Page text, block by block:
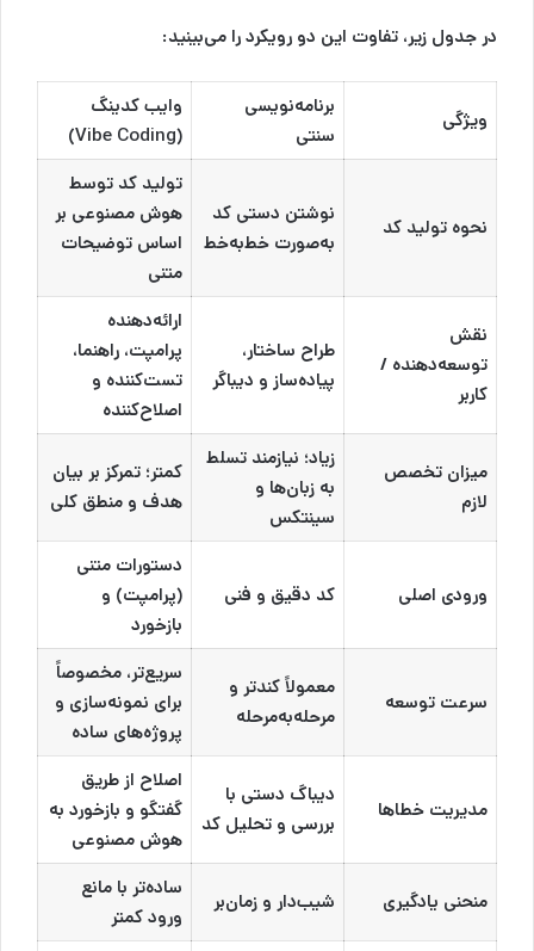
در جدول زیر، تفاوت این دو رویکرد را می‌بینید:
ویژگی
برنامه‌نویسی
سنتی
وایب کدینگ
(Vibe Coding)
نحوه تولید کد
نوشتن دستی کد
به‌صورت خط‌به‌خط
تولید کد توسط
هوش مصنوعی بر
اساس توضیحات
متنی
نقش
توسعه‌دهنده /
کاربر
طراح ساختار،
پیاده‌ساز و دیباگر
ارائه‌دهنده
پرامپت، راهنما،
تست‌کننده و
اصلاح‌کننده
میزان تخصص
لازم
زیاد؛ نیازمند تسلط
به زبان‌ها و
سینتکس
کمتر؛ تمرکز بر بیان
هدف و منطق کلی
ورودی اصلی کد دقیق و فنی
دستورات متنی
(پرامپت) و
بازخورد
سرعت توسعه
معمولاً کندتر و
مرحله‌به‌مرحله
سریع‌تر، مخصوصاً
برای نمونه‌سازی و
پروژه‌های ساده
مدیریت خطاها
دیباگ دستی با
بررسی و تحلیل کد
اصلاح از طریق
گفتگو و بازخورد به
هوش مصنوعی
منحنی یادگیری شیب‌دار و زمان‌بر
ساده‌تر با مانع
ورود کمتر